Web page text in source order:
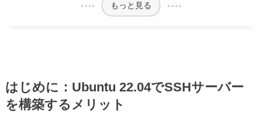
もっと見る
はじめに：Ubuntu 22.04でSSHサーバー
を構築するメリット